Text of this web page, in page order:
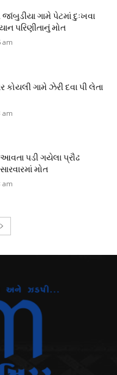
જાંબુડીયા ગામે પેટમાં દુઃખવા
પરિણીતાનું મોત
am
કોયલી ગામે ઝેરી દવા પી લેતા
am
પડી ગયેલા પ્રૌઢ
મોત
am